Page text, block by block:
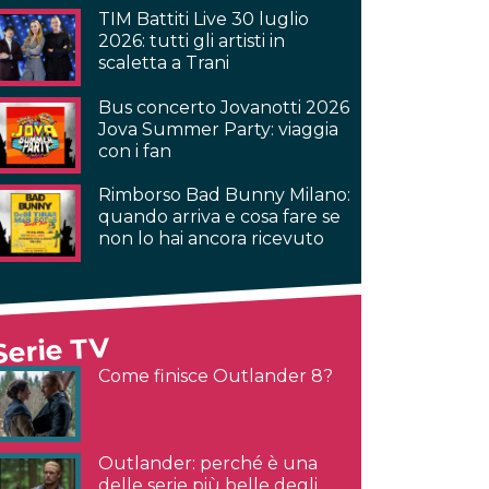
TIM Battiti Live 30 luglio
2026: tutti gli artisti in
scaletta a Trani
Bus concerto Jovanotti 2026
Jova Summer Party: viaggia
con i fan
Rimborso Bad Bunny Milano:
quando arriva e cosa fare se
non lo hai ancora ricevuto
TV
Come finisce Outlander 8?
Outlander: perché è una